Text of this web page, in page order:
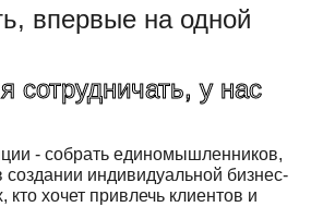
впервые на одной
сотрудничать, у нас
- собрать единомышленников,
индивидуальной бизнес-
кто хочет привлечь клиентов и